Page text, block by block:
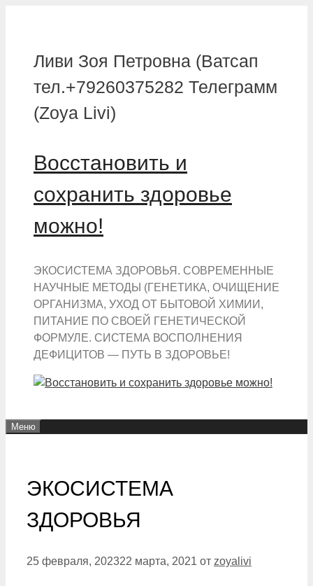
Ливи Зоя Петровна (Ватсап
тел.+79260375282 Телеграмм
(Zoya Livi)
Восстановить и
сохранить здоровье
можно!
ЭКОСИСТЕМА ЗДОРОВЬЯ. СОВРЕМЕННЫЕ
НАУЧНЫЕ МЕТОДЫ (ГЕНЕТИКА, ОЧИЩЕНИЕ
ОРГАНИЗМА, УХОД ОТ БЫТОВОЙ ХИМИИ,
ПИТАНИЕ ПО СВОЕЙ ГЕНЕТИЧЕСКОЙ
ФОРМУЛЕ. СИСТЕМА ВОСПОЛНЕНИЯ
ДЕФИЦИТОВ — ПУТЬ В ЗДОРОВЬЕ!
Меню
ЭКОСИСТЕМА
ЗДОРОВЬЯ
25 февраля, 202322 марта, 2021 от zoyalivi